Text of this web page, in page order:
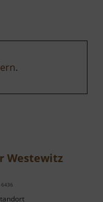
.
Westewitz
6436